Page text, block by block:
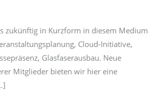
zukünftig in Kurzform in diesem Medium
Cloud-Initiative,
Glasfaserausbau. Neue
Mitglieder bieten wir hier eine